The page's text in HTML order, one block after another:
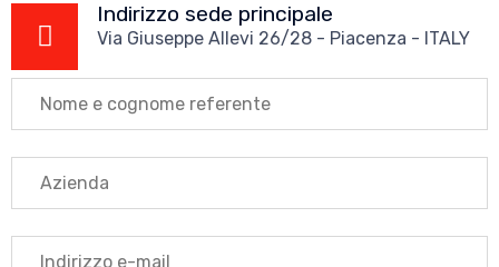
Indirizzo sede principale
Via Giuseppe Allevi 26/28 - Piacenza - ITALY